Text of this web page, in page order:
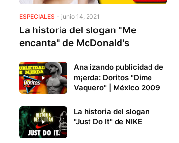
ESPECIALES - junio 14, 2021
La historia del slogan "Me
encanta" de McDonald's
Analizando publicidad de
m¡erda: Doritos "Dime
Vaquero" | México 2009
La historia del slogan
"Just Do It" de NIKE